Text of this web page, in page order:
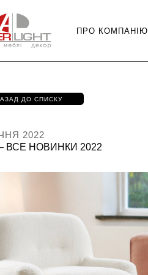
ПРО КОМПАНІЮ
ДО СПИСКУ
2022
ВСЕ НОВИНКИ 2022